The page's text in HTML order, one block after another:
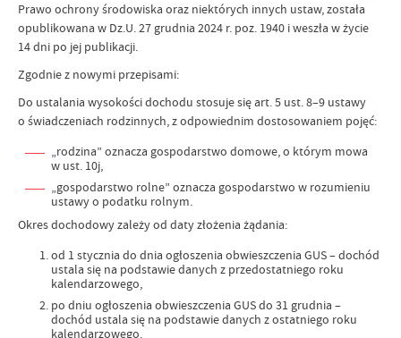
Prawo ochrony środowiska oraz niektórych innych ustaw, została
opublikowana w Dz.U. 27 grudnia 2024 r. poz. 1940 i weszła w życie
14 dni po jej publikacji.
Zgodnie z nowymi przepisami:
Do ustalania wysokości dochodu stosuje się art. 5 ust. 8–9 ustawy
o świadczeniach rodzinnych, z odpowiednim dostosowaniem pojęć:
„rodzina” oznacza gospodarstwo domowe, o którym mowa
w ust. 10j,
„gospodarstwo rolne” oznacza gospodarstwo w rozumieniu
ustawy o podatku rolnym.
Okres dochodowy zależy od daty złożenia żądania:
od 1 stycznia do dnia ogłoszenia obwieszczenia GUS – dochód
ustala się na podstawie danych z przedostatniego roku
kalendarzowego,
po dniu ogłoszenia obwieszczenia GUS do 31 grudnia –
dochód ustala się na podstawie danych z ostatniego roku
kalendarzowego.